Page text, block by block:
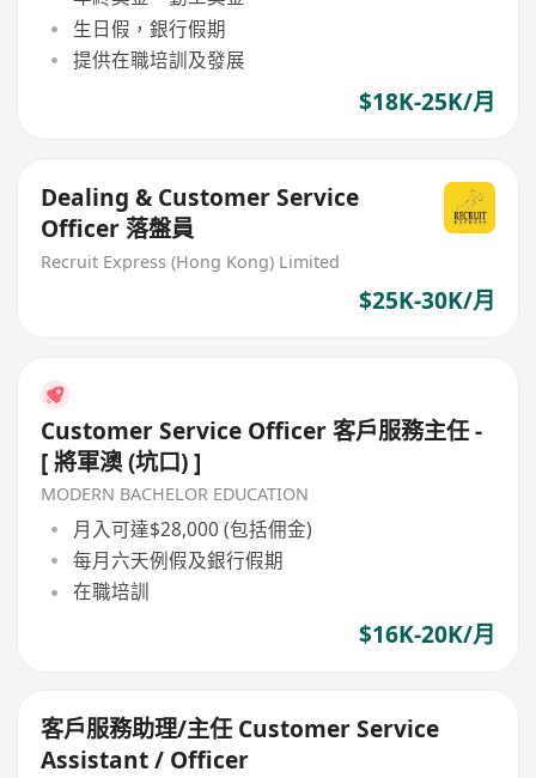
生日假，銀行假期
提供在職培訓及發展
$18K-25K/月
Dealing & Customer Service
Officer 落盤員
Recruit Express (Hong Kong) Limited
$25K-30K/月
Customer Service Officer 客戶服務主任 -
[ 將軍澳 (坑口) ]
MODERN BACHELOR EDUCATION
月入可達$28,000 (包括佣金)
每月六天例假及銀行假期
在職培訓
$16K-20K/月
客戶服務助理/主任 Customer Service
Assistant / Officer